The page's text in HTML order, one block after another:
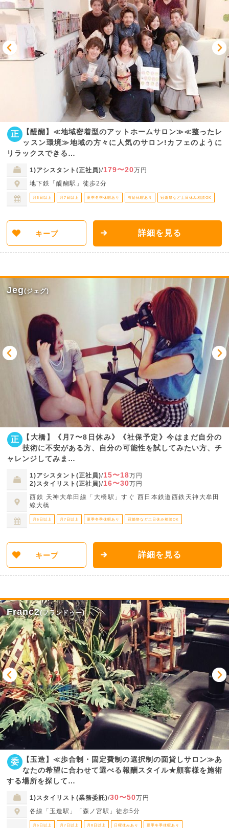
正
【醍醐】≪地域密着型のアットホームサロン≫≪整ったレ
ッスン環境≫地域の方々に人気のサロン!カフェのように
リラックスできる…
1)アシスタント(正社員)/179〜20万円
地下鉄「醍醐駅」徒歩2分
月6日以上 月7日以上 夏季冬季休暇あり 有給休暇あり 冠婚祭など土日休み相談OK
キープ 詳細を見る
Jeg(ジェグ)
正
【大橋】《月7〜8日休み》《社保予定》今はまだ自分の
技術に不安がある方、自分の可能性を試してみたい方、チ
ャレンジしてみま…
1)アシスタント(正社員)/15〜18万円
2)スタイリスト(正社員)/16〜30万円
西鉄 天神大牟田線「大橋駅」すぐ 西日本鉄道西鉄天神大牟田
線大橋
月6日以上 月7日以上 夏季冬季休暇あり 冠婚祭など土日休み相談OK
キープ 詳細を見る
Franc2(フランドゥー)
委
【玉造】≪歩合制・固定費制の選択制の面貸しサロン≫あ
なたの希望に合わせて選べる報酬スタイル★顧客様を施術
する場所を探して…
1)スタイリスト(業務委託)/30〜50万円
各線「玉造駅」「森ノ宮駅」徒歩5分
月6日以上 月7日以上 月8日以上 日曜休みあり 夏季冬季休暇あり